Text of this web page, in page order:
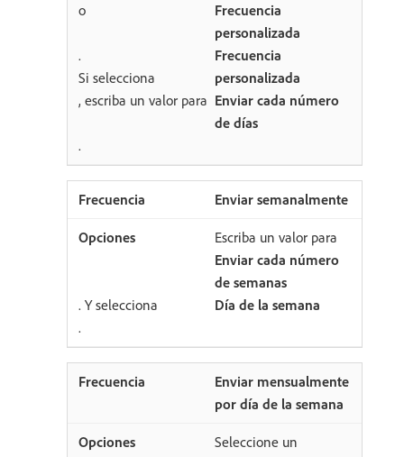
o
Frecuencia
personalizada
.
Si selecciona
Frecuencia
personalizada
, escriba un valor para Enviar cada número
de días
.
Enviar semanalmente
Escriba un valor para
Enviar cada número
de semanas
. Y selecciona
Día de la semana
.
Enviar mensualmente
por día de la semana
Seleccione un